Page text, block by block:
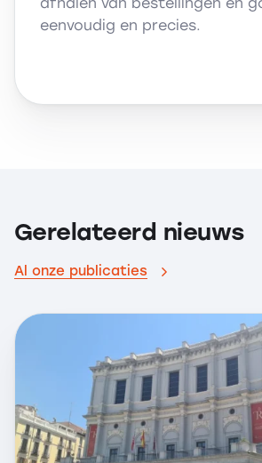
eenvoudig en precies.
Gerelateerd nieuws
Al onze publicaties